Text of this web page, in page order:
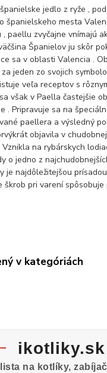
jedlo z ryže ,
španielskeho mesta
, paellu zvyčajne vnímajú
Španielov ju skôr
sa v oblasti Valencia .
jeden zo svojich
veľa receptov s
však v Paella častejšie
. Pripravuje sa na
paellera a výsledný
objavila v
na rybárskych
o jedno z
je najdôležitejšou
škrob pri varení
v kategóriách
ikotliky.sk
na kotlíky,